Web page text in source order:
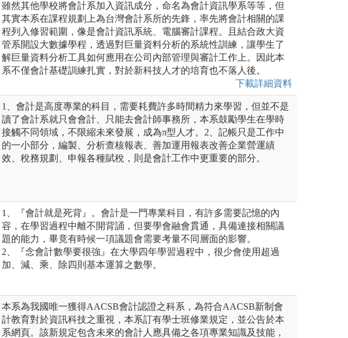
雖然其他學校將會計系加入資訊成分，命名為會計資訊學系等等，但
其實本系在課程規劃上為台灣會計系所的先鋒，率先將會計相關的課
程列入修習範圍，像是會計資訊系統、電腦審計課程。且結合政大資
管系開設大數據學程，透過對巨量資料分析的系統性訓練，讓學生了
解巨量資料分析工具如何應用在公司內部管理與審計工作上。因此本
系不僅會計基礎訓練扎實，對於新科技人才的培育也不落人後。
下載詳細資料
1、會計是高度專業的科目，需要耗費許多時間精力來學習，但並不是
讀了會計系就只會會計、只能去會計師事務所，本系鼓勵學生在學時
接觸不同領域，不限縮未來發展，成為π型人才。2、記帳只是工作中
的一小部分，編製、分析查核報表、善加運用報表改善企業營運績
效、稅務規劃、申報各種賦稅，則是會計工作中更重要的部分。
1、『會計就是死背』。會計是一門專業科目，有許多需要記憶的內
容，在學習過程中離不開背誦，但要學會融會貫通，具備連接相關議
題的能力，畢竟有時候一項議題會需要考量不同層面的影響。
2、『念會計數學要很強』在大學四年學習過程中，很少會使用超過
加、減、乘、除四則基本運算之數學。
本系為我國唯一獲得AACSB會計認證之科系，為符合AACSB新制會
計教育對於資訊科技之重視，本系訂有學士班修業規定，並公告於本
系網頁。該新規定包含未來的會計人應具備之各項專業知識及技能，